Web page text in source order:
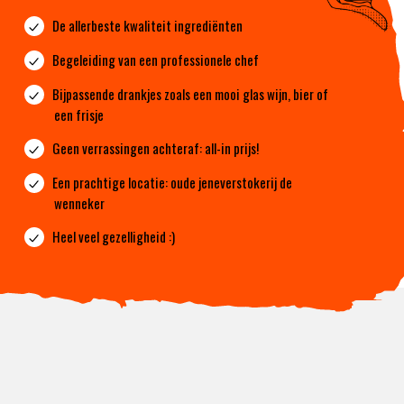
De allerbeste kwaliteit ingrediënten
Begeleiding van een professionele chef
Bijpassende drankjes zoals een mooi glas wijn, bier of
een frisje
Geen verrassingen achteraf: all-in prijs!
Een prachtige locatie: oude jeneverstokerij de
wenneker
Heel veel gezelligheid :)